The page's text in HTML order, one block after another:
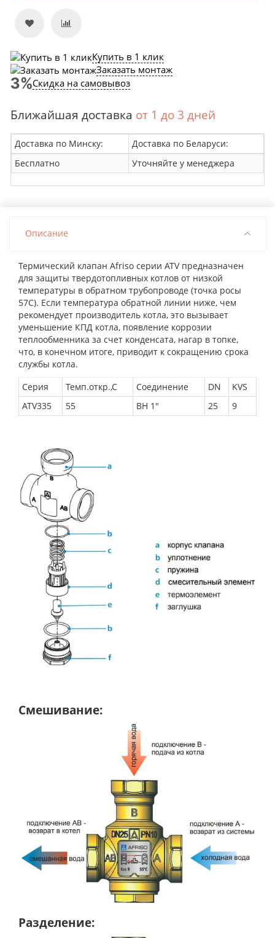
Купить в 1 клик
Заказать монтаж
Скидка на самовывоз
Ближайшая доставка от 1 до 3 дней
Доставка по Минску:
Доставка по Беларуси:
Бесплатно
Уточняйте у менеджера
Описание
Термический клапан Afriso серии ATV предназначен
для защиты твердотопливных котлов от низкой
температуры в обратном трубопроводе (точка росы
57С). Если температура обратной линии ниже, чем
рекомендует производитель котла, это вызывает
уменьшение КПД котла, появление коррозии
теплообменника за счет конденсата, нагар в топке,
что, в конечном итоге, приводит к сокращению срока
службы котла.
Серия
Темп.откр.,С Соединение DN
KVS
ATV335
55 BH 1" 25 9
Смешивание:
Разделение: